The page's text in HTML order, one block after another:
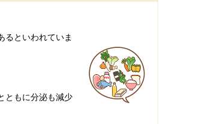
るといわれていま
ともに分泌も減少